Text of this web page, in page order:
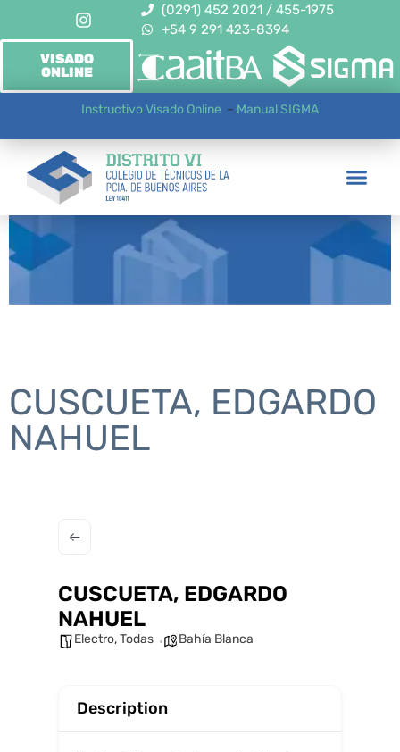
(0291) 452 2021 / 455-1975
+54 9 291 423-8394
VISADO
ONLINE
Instructivo Visado Online – Manual SIGMA
CUSCUETA, EDGARDO
NAHUEL
CUSCUETA, EDGARDO
NAHUEL
Electro,Todas Bahía Blanca
Description